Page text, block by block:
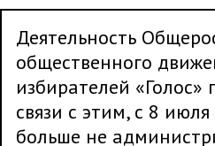
Деятельность
общественного
избирателей
связи с этим, с 8
больше не